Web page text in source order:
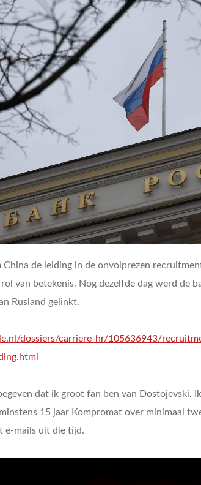
China de leiding in de onvolprezen
rol van betekenis. Nog dezelfde dag werd de
Rusland gelinkt.
dossiers/carriere-hr/105636943/
dat ik groot fan ben van Dostojevski.
15 jaar Kompromat over minimaal
e-mails uit die tijd.